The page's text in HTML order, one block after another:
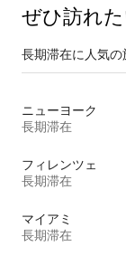
ぜひ訪⁠れ⁠
長期滞在に人気の
ニューヨーク
長期滞在
フィレンツェ
長期滞在
マイアミ
長期滞在